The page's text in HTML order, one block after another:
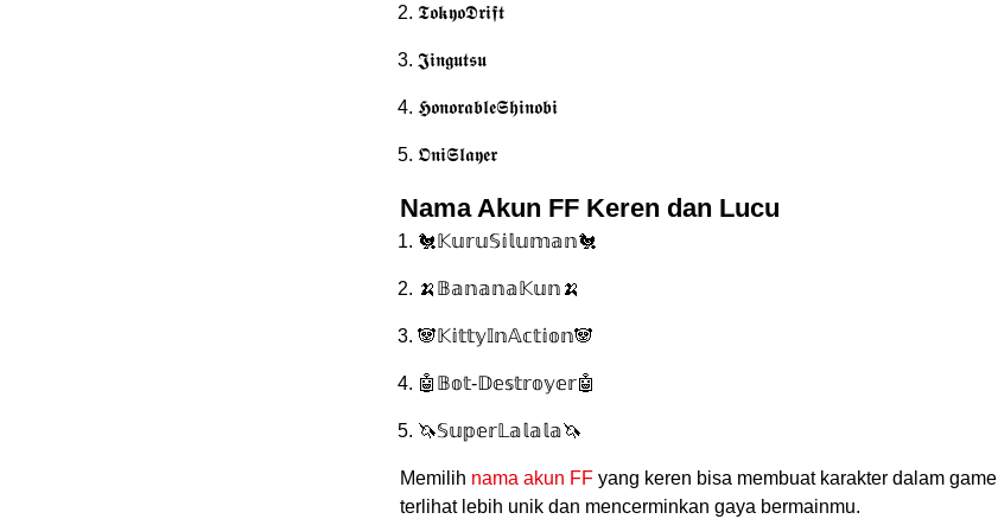
𝕿𝖔𝖐𝖞𝖔𝕯𝖗𝖎𝖋𝖙
𝕵𝖎𝖓𝖌𝖚𝖙𝖘𝖚
𝕳𝖔𝖓𝖔𝖗𝖆𝖇𝖑𝖊𝕾𝖍𝖎𝖓𝖔𝖇𝖎
𝕺𝖓𝖎𝕾𝖑𝖆𝖞𝖊𝖗
Nama Akun FF Keren dan Lucu
🐔𝕂𝕦𝕣𝕦𝕊𝕚𝕝𝕦𝕞𝕒𝕟🐔
🍌𝔹𝕒𝕟𝕒𝕟𝕒𝕂𝕦𝕟🍌
🐼𝕂𝕚𝕥𝕥𝕪𝕀𝕟𝔸𝕔𝕥𝕚𝕠𝕟🐼
🤖𝔹𝕠𝕥-𝔻𝕖𝕤𝕥𝕣𝕠𝕪𝕖𝕣🤖
🦄𝕊𝕦𝕡𝕖𝕣𝕃𝕒𝕝𝕒𝕝𝕒🦄
Memilih nama akun FF yang keren bisa membuat karakter dalam game
terlihat lebih unik dan mencerminkan gaya bermainmu.